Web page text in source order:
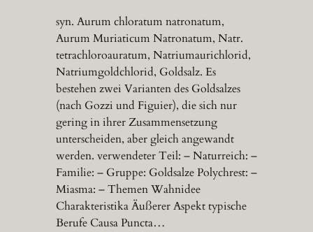
syn. Aurum chloratum natronatum,
Aurum Muriaticum Natronatum, Natr.
tetrachloroauratum, Natriumaurichlorid,
Natriumgoldchlorid, Goldsalz. Es
bestehen zwei Varianten des Goldsalzes
(nach Gozzi und Figuier), die sich nur
gering in ihrer Zusammensetzung
unterscheiden, aber gleich angewandt
werden. verwendeter Teil: – Naturreich: –
Familie: – Gruppe: Goldsalze Polychrest: –
Miasma: – Themen Wahnidee
Charakteristika Äußerer Aspekt typische
Berufe Causa Puncta…